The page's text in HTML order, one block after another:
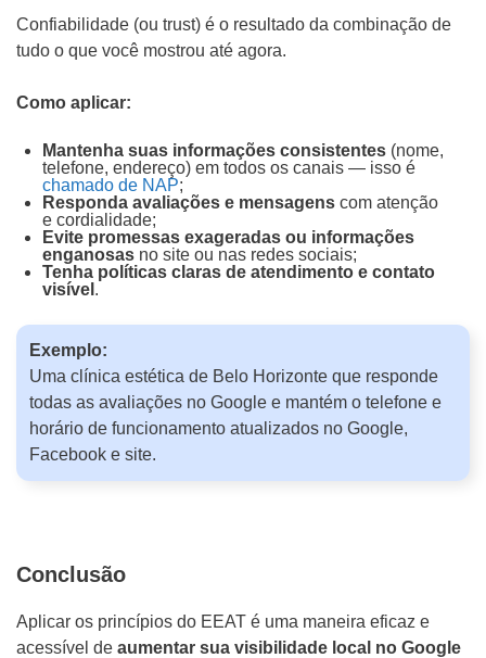
Confiabilidade (ou trust) é o resultado da combinação de
tudo o que você mostrou até agora.
Como aplicar:
Mantenha suas informações consistentes (nome,
telefone, endereço) em todos os canais — isso é
chamado de NAP;
Responda avaliações e mensagens com atenção
e cordialidade;
Evite promessas exageradas ou informações
enganosas no site ou nas redes sociais;
Tenha políticas claras de atendimento e contato
visível .
Exemplo:
Uma clínica estética de Belo Horizonte que responde
todas as avaliações no Google e mantém o telefone e
horário de funcionamento atualizados no Google,
Facebook e site.
Conclusão
Aplicar os princípios do EEAT é uma maneira eficaz e
acessível de aumentar sua visibilidade local no Google